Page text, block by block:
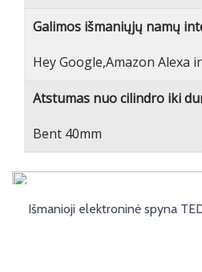
Galimos išmaniųjų namų
Hey Google,Amazon Alexa
Atstumas nuo cilindro iki
Bent 40mm
Išmanioji elektroninė spyna